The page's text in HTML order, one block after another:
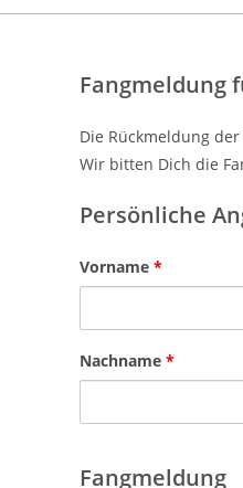
Fangmeldung
Die Rückmeldung
Wir bitten Dich die
Persönliche
Vorname *
Nachname *
Fangmeldung